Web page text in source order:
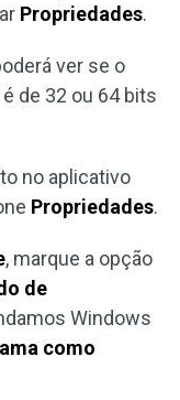
Propriedades.
ver se o
de 32 ou 64 bits
no aplicativo
Propriedades.
, marque a opção
de
Windows
como